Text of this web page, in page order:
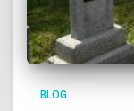
BLOG